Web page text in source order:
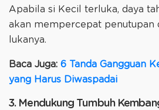
Apabila si Kecil terluka, daya
akan mempercepat penutupan
lukanya.
Baca Juga: 6 Tanda Gangguan
yang Harus Diwaspadai
3. Mendukung Tumbuh